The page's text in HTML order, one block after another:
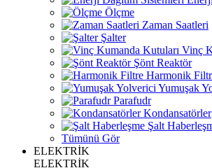
Ölçme
Zaman Saatleri
Şalter
Vinç
Şönt Reaktör
Harmonik
Yumuşak
Parafudr
Kondansatörler
Şalt
Tümünü Gör
ELEKTRİK
ELEKTRİK